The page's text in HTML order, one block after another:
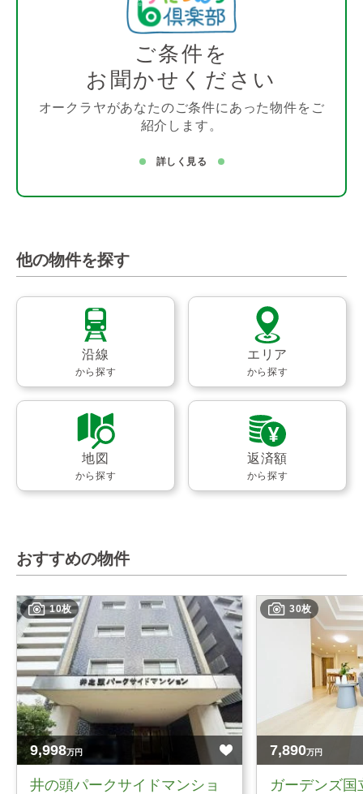
ご条件を
お聞かせください
オークラヤがあなたのご条件にあった物件をご
紹介します。
詳しく見る
他の物件を探す
沿線
から探す
エリア
から探す
地図
から探す
返済額
から探す
おすすめの物件
10枚
9,998万円
井の頭パークサイドマンショ
30枚
7,890万円
ガーデンズ国